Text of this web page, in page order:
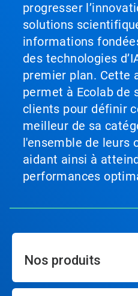
progresser
solutions
informations
des technologies
premier plan. Cette
permet à Ecolab de
clients pour définir
meilleur de sa
l'ensemble de leurs
aidant ainsi à
performances
Nos produits